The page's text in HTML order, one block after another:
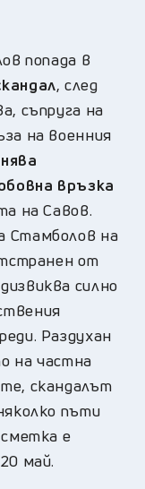
попада в
, след
съпруга на
на военния
връзка
на Савов.
Стамболов на
от
силно
Раздухан
на частна
скандалът
пъти
е
май.